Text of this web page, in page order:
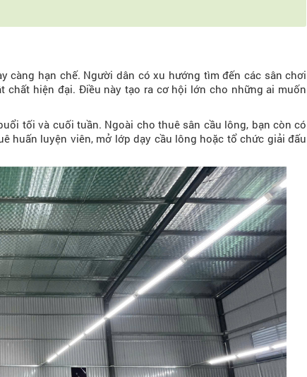
càng hạn chế. Người dân có xu hướng tìm đến các sân chơi
hiện đại. Điều này tạo ra cơ hội lớn cho những ai muốn
tối và cuối tuần. Ngoài cho thuê sân cầu lông, bạn còn có
huấn luyện viên, mở lớp dạy cầu lông hoặc tổ chức giải đấu